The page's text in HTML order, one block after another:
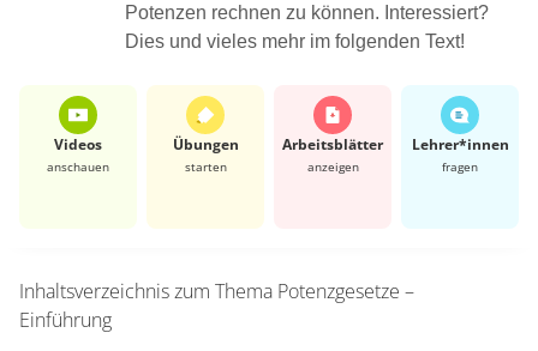
Potenzen rechnen zu können. Interessiert?
Dies und vieles mehr im folgenden Text!
Videos
anschauen
Übungen
starten
Arbeits­blätter
anzeigen
Lehrer*​innen
fragen
Inhaltsverzeichnis zum Thema Potenzgesetze –
Einführung